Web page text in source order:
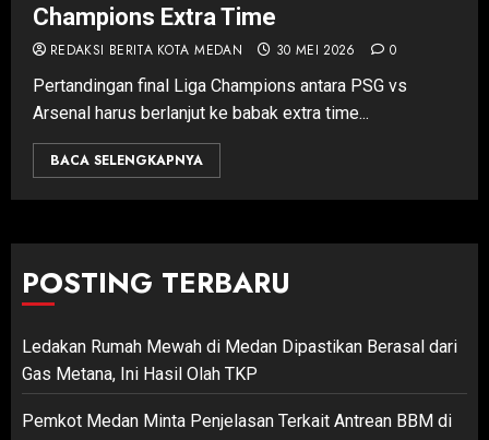
Champions Extra Time
REDAKSI BERITA KOTA MEDAN 30 MEI 2026 0
Pertandingan final Liga Champions antara PSG vs
Arsenal harus berlanjut ke babak extra time...
BACA SELENGKAPNYA
POSTING TERBARU
Ledakan Rumah Mewah di Medan Dipastikan Berasal dari
Gas Metana, Ini Hasil Olah TKP
Pemkot Medan Minta Penjelasan Terkait Antrean BBM di